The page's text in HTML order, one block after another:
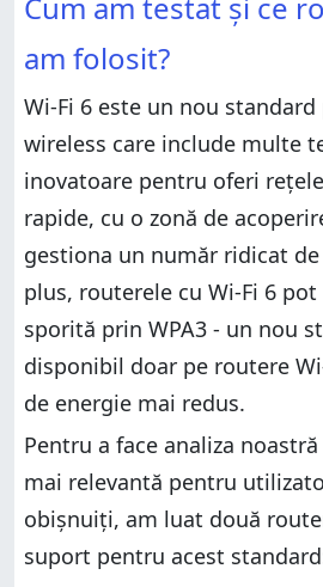
Wi-Fi 4
Ce model de router TP-Link
place cel mai mult?
TP-Link Archer AX10: Wi-Fi 6
TP-Link Archer AX50: Wi-Fi 6
Wi-Fi 4
Ce model de router TP-Link
place cel mai mult?
Cum am testat și ce
am folosit?
Wi-Fi 6 este un nou
wireless care include multe
inovatoare pentru oferi
rapide, cu o zonă de
gestiona un număr ridicat
plus, routerele cu Wi-Fi 6
sporită prin WPA3 - un nou
disponibil doar pe routere
de energie mai redus.
Pentru a face analiza
mai relevantă pentru
obișnuiți, am luat două
suport pentru acest